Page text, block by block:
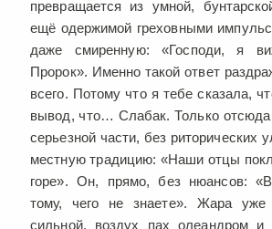
превращается из умной,
ещё одержимой греховными
даже смиренную: «Господи, я
Пророк». Именно такой ответ
всего. Потому что я тебе сказала,
вывод, что… Слабак. Только отсюда
серьезной части, без риторических
местную традицию: «Наши отцы
горе». Он, прямо, без нюансов:
тому, чего не знаете». Жара
сильной, воздух пах олеандром